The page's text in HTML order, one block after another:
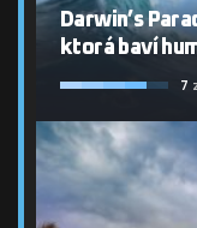
Darwin’s
ktorá baví
7